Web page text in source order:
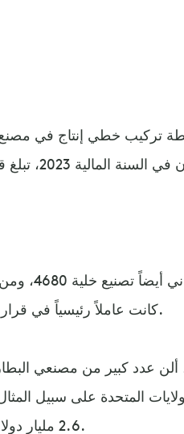
تركيب خطي إنتاج في مصنع
وسيشهد
كانت عاملاً رئيسياً في قرارها إنشاء مصنع جديد في الولايات المتحدة.
ألن عدد كبير من مصنعي
المتحدة على سبيل
2.6 مليار دولار على مصنع بطاريات جديد في ميشيغان.